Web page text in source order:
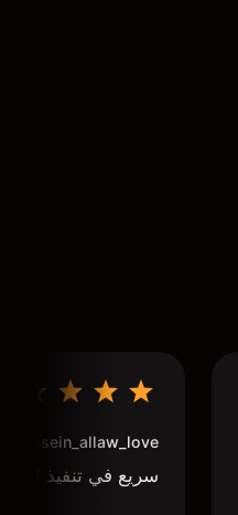
houssein_allaw_love
سريع في تنفيذ